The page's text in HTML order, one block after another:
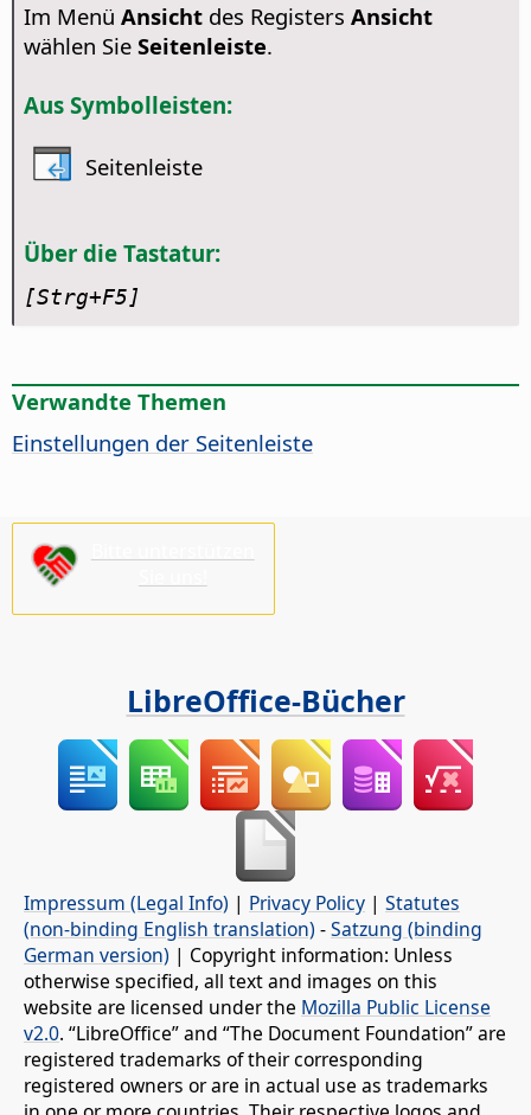
Im Menü Ansichtdes Registers Ansicht
wählen Sie Seitenleiste.
Aus Symbolleisten:
Seitenleiste
Über die Tastatur:
[Strg+F5]
Verwandte Themen
Einstellungen der Seitenleiste
LibreOffice-Bücher
Impressum (Legal Info) | Privacy Policy | Statutes
(non-binding English translation) -Satzung (binding
German version) | Copyright information: Unless
otherwise specified, all text and images on this
website are licensed under the Mozilla Public License
v2.0. “LibreOffice” and “The Document Foundation” are
registered trademarks of their corresponding
registered owners or are in actual use as trademarks